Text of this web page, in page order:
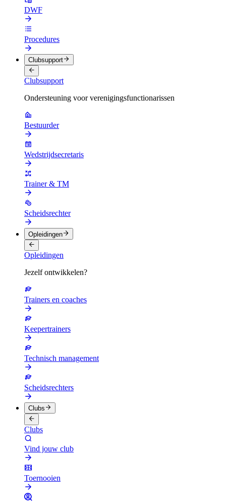
DWF
Procedures
Clubsupport
Clubsupport
Ondersteuning voor verenigingsfunctionarissen
Bestuurder
Wedstrijdsecretaris
Trainer & TM
Scheidsrechter
Opleidingen
Opleidingen
Jezelf ontwikkelen?
Trainers en coaches
Keepertrainers
Technisch management
Scheidsrechters
Clubs
Clubs
Vind jouw club
Toernooien